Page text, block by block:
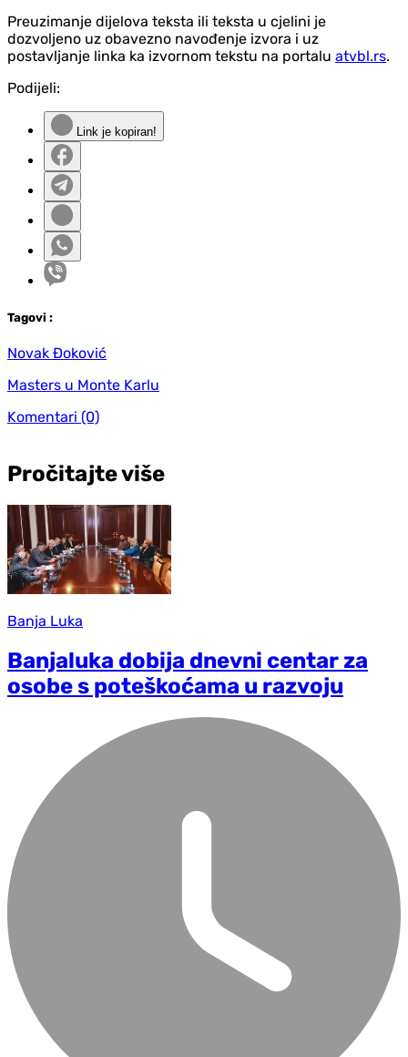
Preuzimanje dijelova teksta ili teksta u cjelini je
dozvoljeno uz obavezno navođenje izvora i uz
postavljanje linka ka izvornom tekstu na portalu atvbl.rs.
Podijeli:
Link je kopiran!
Tagovi :
Novak Đoković
Masters u Monte Karlu
Komentari (0)
Pročitajte više
Banja Luka
Banjaluka dobija dnevni centar za
osobe s poteškoćama u razvoju